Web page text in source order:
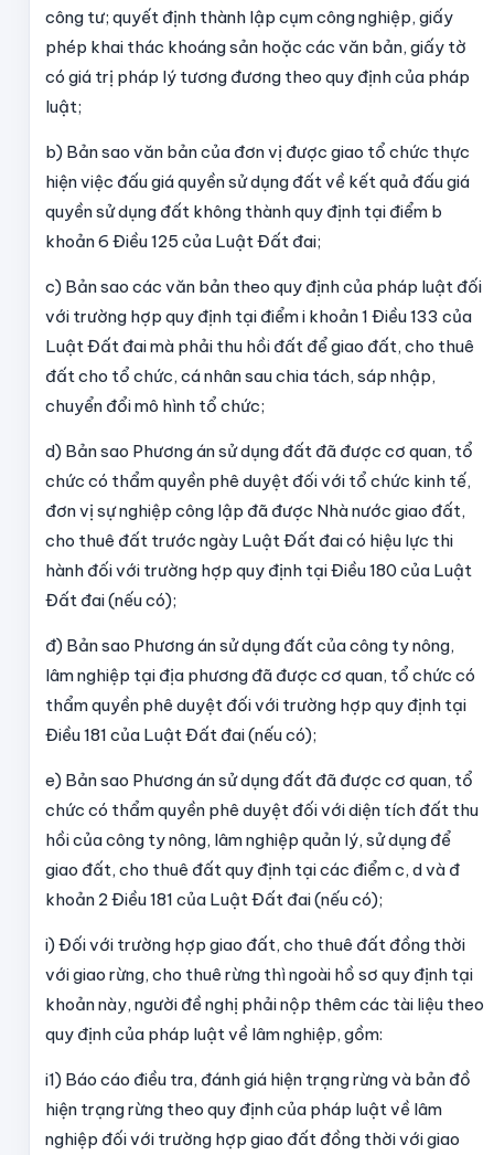
công tư; quyết định thành lập cụm công nghiệp, giấy
phép khai thác khoáng sản hoặc các văn bản, giấy tờ
có giá trị pháp lý tương đương theo quy định của pháp
luật;
b) Bản sao văn bản của đơn vị được giao tổ chức thực
hiện việc đấu giá quyền sử dụng đất về kết quả đấu giá
quyền sử dụng đất không thành quy định tại điểm b
khoản 6 Điều 125 của Luật Đất đai;
c) Bản sao các văn bản theo quy định của pháp luật đối
với trường hợp quy định tại điểm i khoản 1 Điều 133 của
Luật Đất đai mà phải thu hồi đất để giao đất, cho thuê
đất cho tổ chức, cá nhân sau chia tách, sáp nhập,
chuyển đổi mô hình tổ chức;
d) Bản sao Phương án sử dụng đất đã được cơ quan, tổ
chức có thẩm quyền phê duyệt đối với tổ chức kinh tế,
đơn vị sự nghiệp công lập đã được Nhà nước giao đất,
cho thuê đất trước ngày Luật Đất đai có hiệu lực thi
hành đối với trường hợp quy định tại Điều 180 của Luật
Đất đai (nếu có);
đ) Bản sao Phương án sử dụng đất của công ty nông,
lâm nghiệp tại địa phương đã được cơ quan, tổ chức có
thẩm quyền phê duyệt đối với trường hợp quy định tại
Điều 181 của Luật Đất đai (nếu có);
e) Bản sao Phương án sử dụng đất đã được cơ quan, tổ
chức có thẩm quyền phê duyệt đối với diện tích đất thu
hồi của công ty nông, lâm nghiệp quản lý, sử dụng để
giao đất, cho thuê đất quy định tại các điểm c, d và đ
khoản 2 Điều 181 của Luật Đất đai (nếu có);
i) Đối với trường hợp giao đất, cho thuê đất đồng thời
với giao rừng, cho thuê rừng thì ngoài hồ sơ quy định tại
khoản này, người đề nghị phải nộp thêm các tài liệu theo
quy định của pháp luật về lâm nghiệp, gồm:
i1) Báo cáo điều tra, đánh giá hiện trạng rừng và bản đồ
hiện trạng rừng theo quy định của pháp luật về lâm
nghiệp đối với trường hợp giao đất đồng thời với giao